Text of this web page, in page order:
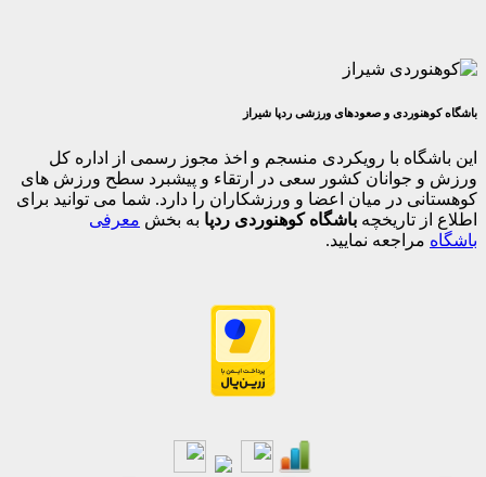
و صعودهای ورزشی ردپا شیراز
با رویکردی منسجم و اخذ مجوز رسمی از اداره کل
کشور سعی در ارتقاء و پیشبرد سطح ورزش های
در میان اعضا و ورزشکاران را دارد. شما می توانید برای
تاریخچه باشگاه کوهنوردی ردپابه بخش معرفی
نمایید.